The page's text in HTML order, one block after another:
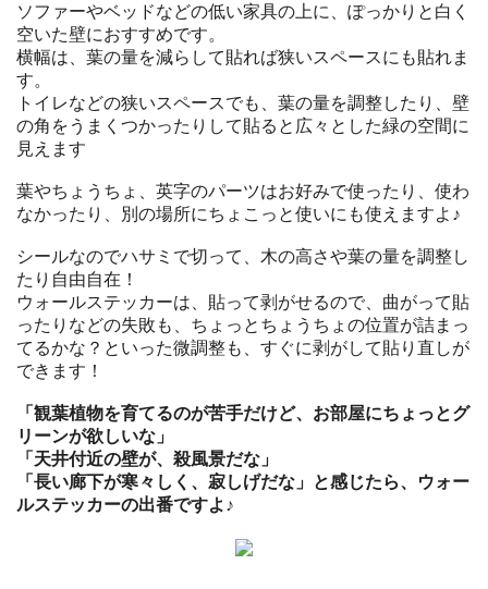
ソファーやベッドなどの低い家具の上に、ぽっかりと白く
空いた壁におすすめです。
横幅は、葉の量を減らして貼れば狭いスペースにも貼れま
す。
トイレなどの狭いスペースでも、葉の量を調整したり、壁
の角をうまくつかったりして貼ると広々とした緑の空間に
見えます
葉やちょうちょ、英字のパーツはお好みで使ったり、使わ
なかったり、別の場所にちょこっと使いにも使えますよ♪
シールなのでハサミで切って、木の高さや葉の量を調整し
たり自由自在！
ウォールステッカーは、貼って剥がせるので、曲がって貼
ったりなどの失敗も、ちょっとちょうちょの位置が詰まっ
てるかな？といった微調整も、すぐに剥がして貼り直しが
できます！
「観葉植物を育てるのが苦手だけど、お部屋にちょっとグ
リーンが欲しいな」
「天井付近の壁が、殺風景だな」
「長い廊下が寒々しく、寂しげだな」と感じたら、ウォー
ルステッカーの出番ですよ♪